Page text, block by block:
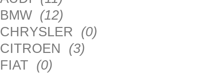
BMW (12)
CHRYSLER (0)
CITROEN (3)
FIAT (0)